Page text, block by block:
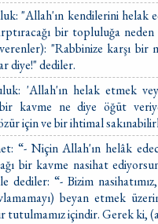
"Allah'ın kendilerini helak
bir topluluğa
"Rabbinize karşı bir
diye!" dediler.
'Allah'ın helak etmek
kavme ne diye öğüt
için ve bir ihtimal
“- Niçin Allah'ın helâk
bir kavme nasihat
dediler: “- Bizim
beyan etmek
tutulmamız içindir. Gerek ki,